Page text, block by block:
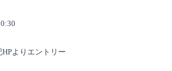
HPよりエントリー